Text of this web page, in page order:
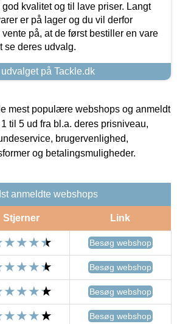
kvalitet og til lave priser. Langt
er på lager og du vil derfor
på, at de først bestiller en vare
se deres udvalg.
på Tackle.dk
mest populære webshops og anmeldt
til 5 ud fra bl.a. deres prisniveau,
brugervenlighed,
og betalingsmuligheder.
anmeldte webshops
Stjerner Link
Besøg webshop
Besøg webshop
Besøg webshop
Besøg webshop